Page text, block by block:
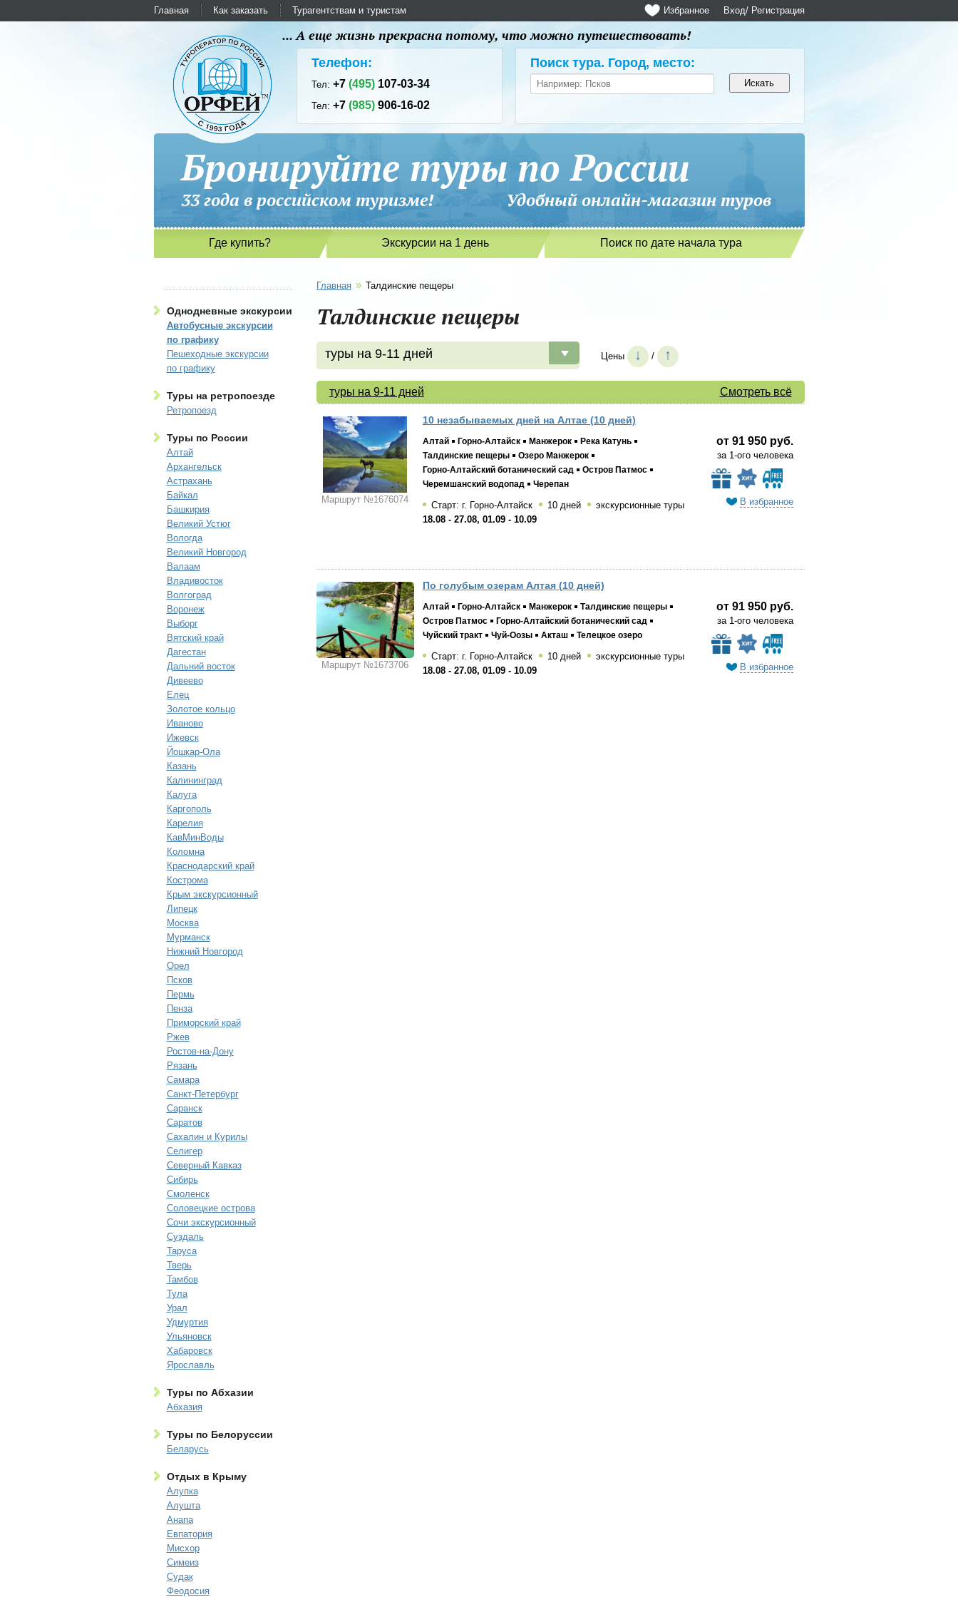
Главная Как заказать Турагентствам и туристам Вход/ Регистрация
Избранное
... А еще жизнь прекрасна потому, что можно путешествовать!
Телефон:
Тел:+7(495) 107-03-34
Тел:+7(985) 906-16-02
Поиск тура. Город, место:
Бронируйте туры по России
33 года в российском туризме! Удобный онлайн-магазин туров
Где купить? Экскурсии на 1 день Поиск по дате начала тура
Однодневные экскурсии
Автобусные экскурсии
по графику
Пешеходные экскурсии
по графику
Туры на ретропоезде
Ретропоезд
Туры по России
Алтай
Архангельск
Астрахань
Байкал
Башкирия
Великий Устюг
Вологда
Великий Новгород
Валаам
Владивосток
Волгоград
Воронеж
Выборг
Вятский край
Дагестан
Дальний восток
Дивеево
Елец
Золотое кольцо
Иваново
Ижевск
Йошкар-Ола
Казань
Калининград
Калуга
Каргополь
Карелия
КавМинВоды
Коломна
Краснодарский край
Кострома
Крым экскурсионный
Липецк
Москва
Мурманск
Нижний Новгород
Орел
Псков
Пермь
Пенза
Приморский край
Ржев
Ростов-на-Дону
Рязань
Самара
Санкт-Петербург
Саранск
Саратов
Сахалин и Курилы
Селигер
Северный Кавказ
Сибирь
Смоленск
Соловецкие острова
Сочи экскурсионный
Суздаль
Таруса
Тверь
Тамбов
Тула
Урал
Удмуртия
Ульяновск
Хабаровск
Ярославль
Туры по Абхазии
Абхазия
Туры по Белоруссии
Беларусь
Отдых в Крыму
Алупка
Алушта
Анапа
Евпатория
Мисхор
Симеиз
Судак
Феодосия
Главная » Талдинские пещеры
Талдинские пещеры
туры на 9-11 дней Цены ↓ / ↑
туры на 9-11 дней Смотреть всё
Маршрут №1676074
10 незабываемых дней на Алтае (10 дней)
Алтай Горно-Алтайск Манжерок
Река Катунь
Талдинские пещеры
Озеро Манжерок
Горно-Алтайский ботанический сад
Остров Патмос
Черемшанский водопад
Черепан
Старт: г. Горно-Алтайск 10 дней
экскурсионные туры
18.08 - 27.08, 01.09 - 10.09
от 91 950 руб.
за 1-ого человека
В избранное
Маршрут №1673706
По голубым озерам Алтая (10 дней)
Алтай Горно-Алтайск Манжерок
Талдинские пещеры
Остров Патмос
Горно-Алтайский ботанический сад
Чуйский тракт
Чуй-Оозы Акташ Телецкое озеро
Старт: г. Горно-Алтайск 10 дней
экскурсионные туры
18.08 - 27.08, 01.09 - 10.09
от 91 950 руб.
за 1-ого человека
В избранное